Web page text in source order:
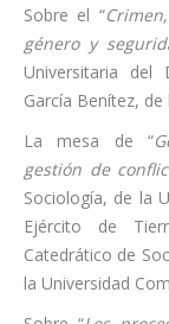
Sobre el “
género y
Universitaria del
García Benítez, de
La mesa de “
gestión de
Sociología, de la
Ejército de
Catedrático de
la Universidad